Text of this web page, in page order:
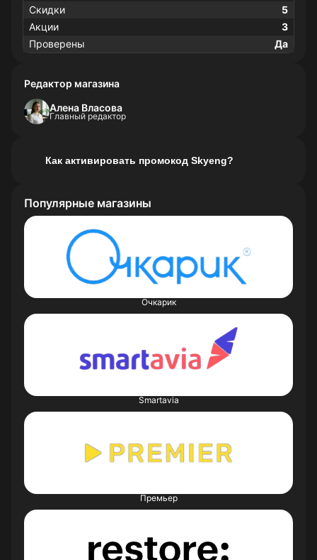
Скидки
5
Акции
3
Проверены
Да
Редактор магазина
Алена Власова
Главный редактор
Как активировать промокод Skyeng?
Популярные магазины
Очкарик
Smartavia
Премьер